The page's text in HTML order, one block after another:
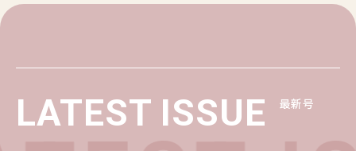
LATEST ISSUE 最新号